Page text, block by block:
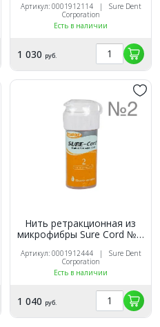
Артикул: 0001912114 | Sure Dent
Corporation
Есть в наличии
1 030 руб.
Нить ретракционная из
микрофибры Sure Cord №2,
Артикул: 0001912444 | Sure Dent
Corporation
Есть в наличии
1 040 руб.